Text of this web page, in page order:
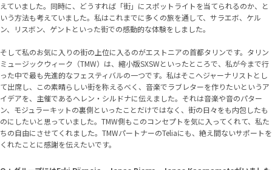
えていました。同時に、どうすれば「街」にスポットライトを当てられるのか、と
いう方法も考えていました。私はこれまでに多くの旅を通して、サラエボ、ケル
ン、リスボン、ゲントといった街での感動的な体験をしました。
そして私のお気に入りの街の上位に入るのがエストニアの首都タリンです。 タリン
ミュージックウィーク （TMW）は、縮小版SXSWといったところで、私が今まで行
った中で最も先進的なフェスティバルの一つです。私はそこへジャーナリストとし
て出席し、この素晴らしい街を称えるべく、音楽でラブレターを作りたいというア
イデアを、主催であるヘレン・シルドナに伝えました。それは音楽や音のパター
ン、モジュラーキットの裏側といったことだけではなく、街の日々をも内包したも
のにしたいと思っていました。TMW側もこのコンセプトを気に入ってくれて、私た
ちの自由にさせてくれました。TMWパートナーのTeliaにも、絶え間ないサポートを
くれたことに感謝を伝えたいです。